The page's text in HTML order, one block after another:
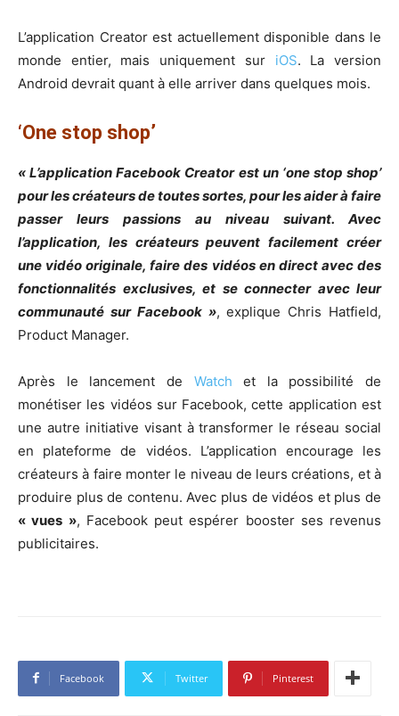
L’application Creator est actuellement disponible dans le
monde entier, mais uniquement suriOS. La version
Android devrait quant à elle arriver dans quelques mois.
‘One stop shop’
« L’application Facebook Creator est un ‘one stop shop’
pour les créateurs de toutes sortes, pour les aider à faire
passer leurs passions au niveau suivant. Avec
l’application, les créateurs peuvent facilement créer
une vidéo originale, faire des vidéos en direct avec des
fonctionnalités exclusives, et se connecter avec leur
communauté sur Facebook », explique Chris Hatfield,
Product Manager.
Après le lancement de Watch et la possibilité de
monétiser les vidéos sur Facebook, cette application est
une autre initiative visant à transformer le réseau social
en plateforme de vidéos. L’application encourage les
créateurs à faire monter le niveau de leurs créations, et à
produire plus de contenu. Avec plus de vidéos et plus de
« vues », Facebook peut espérer booster ses revenus
publicitaires.
Facebook Twitter Pinterest